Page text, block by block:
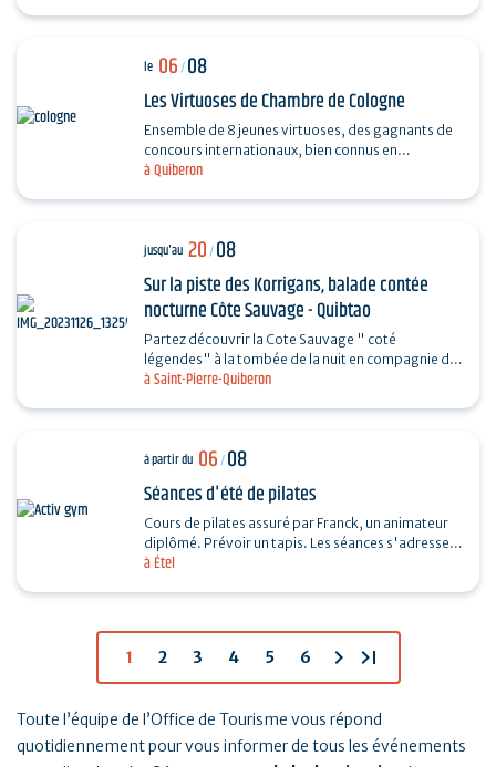
à Quiberon
le 06/08
Les Virtuoses de Chambre de Cologne
Ensemble de 8 jeunes virtuoses, des gagnants de
concours internationaux, bien connus en
Allemagne grâce à leur professionnalisme et à la
à Saint-Pierre-Quiberon
jusqu'au 20/08
Sur la piste des Korrigans, balade contée
nocturne Côte Sauvage - Quibtao
Partez découvrir la Cote Sauvage " coté
légendes" à la tombée de la nuit en compagnie de
Charlotte et laissez-vous rêver au fil de vos pas et
à Étel
à partir du 06/08
Séances d'été de pilates
Cours de pilates assuré par Franck, un animateur
diplômé. Prévoir un tapis. Les séances s'adressent
1 2 3 4 5 6 chevron_right last_page
Toute l’équipe de l’Office de Tourisme vous répond
quotidiennement pour vous informer de tous les événements